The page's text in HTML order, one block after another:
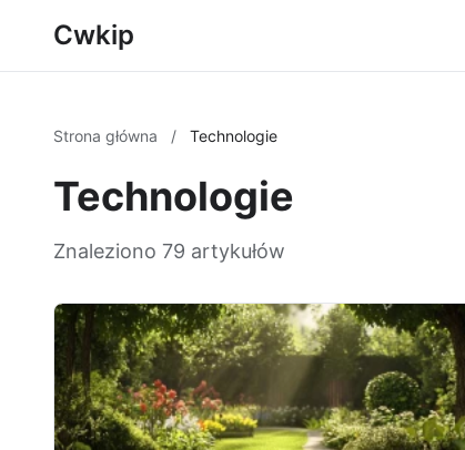
Cwkip
Strona główna / Technologie
Technologie
Znaleziono 79 artykułów